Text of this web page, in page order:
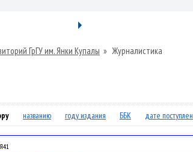
ГрГУ им. Янки Купалы » Журналистика
названию году издания ББК дате